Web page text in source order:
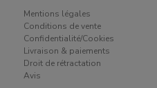
Mentions légales
Conditions de vente
Confidentialité/Cookies
Livraison & paiements
Droit de rétractation
Avis